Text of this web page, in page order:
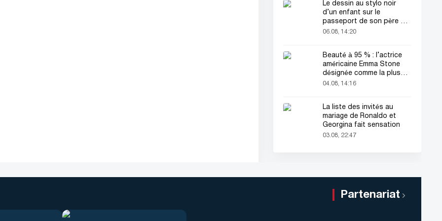
Le dessin au stylo noir
d’un enfant sur le
passeport de son père a
attiré tous les regards
06.08, 14:20
Beauté à 95 % : l’actrice
américaine Emma Stone
désignée comme la plus
belle femme du monde !
04.08, 14:16
La liste des invités au
mariage de Ronaldo et
Georgina fait sensation
03.08, 22:47
Partenariat